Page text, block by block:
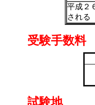
平成２
される
受験手数料
試験地